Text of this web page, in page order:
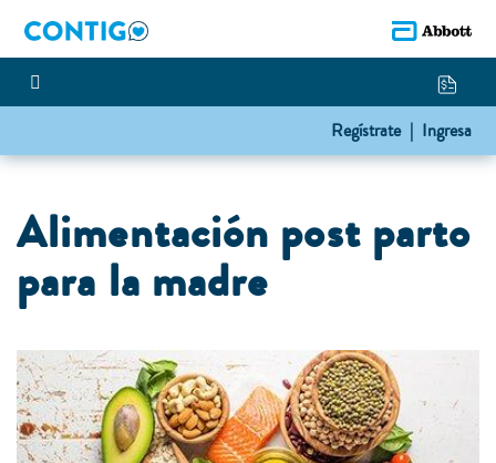
Regístrate | Ingresa
Alimentación post parto
para la madre